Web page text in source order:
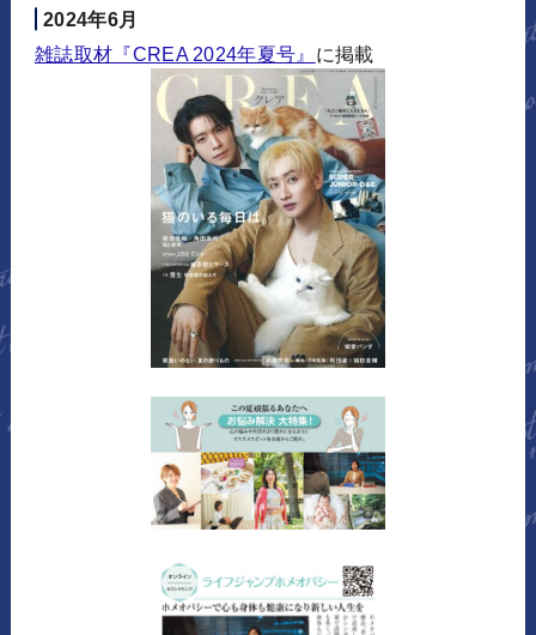
2024年6月
雑誌取材『CREA 2024年夏号』 に掲載